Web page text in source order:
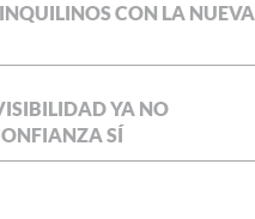
CON LA NUEVA
YA NO
SÍ